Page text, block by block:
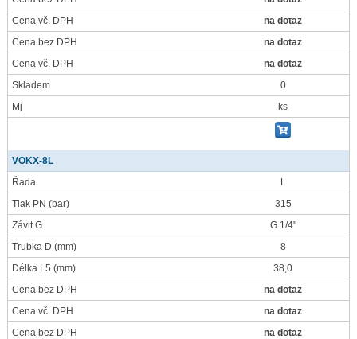
Cena vč. DPH
na dotaz
Cena bez DPH
na dotaz
Cena vč. DPH
na dotaz
Skladem
0
Mj
ks
VOKX-8L
Řada
L
Tlak PN (bar)
315
Závit G
G 1/4"
Trubka D (mm)
8
Délka L5 (mm)
38,0
Cena bez DPH
na dotaz
Cena vč. DPH
na dotaz
Cena bez DPH
na dotaz